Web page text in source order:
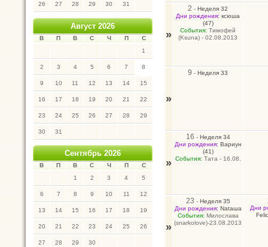
26 27 28 29 30 31
Август 2026
В П В С Ч П
С
1
2 3 4 5 6 7 8
9 10 11 12 13 14 15
16 17 18 19 20 21 22
23 24 25 26 27 28 29
30 31
Сентябрь 2026
В П В С Ч П
С
1
2 3 4 5
6 7 8 9 10 11 12
13 14 15 16 17 18 19
20 21 22 23 24 25 26
27 28 29 30
»
2 - Неделя 32
Дни рождения: ксюша
(47)
События: Тимофей
(Ksuna) - 02.08.2013
»
9 - Неделя 33
»
16 - Неделя 34
Дни рождения: Вариун
(41)
События: Тата - 16.08.
»
23 - Неделя 35
Дни рождения: Nataшa
События: Милослава
(snarkolove)-23.08.2013
Дни